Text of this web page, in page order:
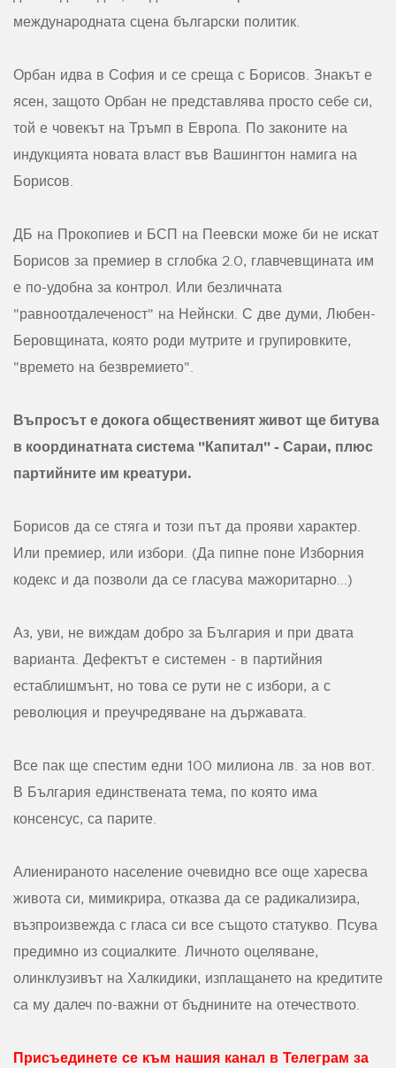
международната сцена български политик.
Орбан идва в София и се среща с Борисов. Знакът е
ясен, защото Орбан не представлява просто себе си,
той е човекът на Тръмп в Европа. По законите на
индукцията новата власт във Вашингтон намига на
Борисов.
ДБ на Прокопиев и БСП на Пеевски може би не искат
Борисов за премиер в сглобка 2.0, главчевщината им
е по-удобна за контрол. Или безличната
"равноотдалеченост" на Нейнски. С две думи, Любен-
Беровщината, която роди мутрите и групировките,
"времето на безвремието".
Въпросът е докога общественият живот ще битува
в координатната система "Капитал" - Сараи, плюс
партийните им креатури.
Борисов да се стяга и този път да прояви характер.
Или премиер, или избори. (Да пипне поне Изборния
кодекс и да позволи да се гласува мажоритарно...)
Аз, уви, не виждам добро за България и при двата
варианта. Дефектът е системен - в партийния
естаблишмънт, но това се рути не с избори, а с
революция и преучредяване на държавата.
Все пак ще спестим едни 100 милиона лв. за нов вот.
В България единствената тема, по която има
консенсус, са парите.
Алиенираното население очевидно все още харесва
живота си, мимикрира, отказва да се радикализира,
възпроизвежда с гласа си все същото статукво. Псува
предимно из социалките. Личното оцеляване,
олинклузивът на Халкидики, изплащането на кредитите
са му далеч по-важни от бъднините на отечеството.
Присъединете се към нашия канал в Телеграм за